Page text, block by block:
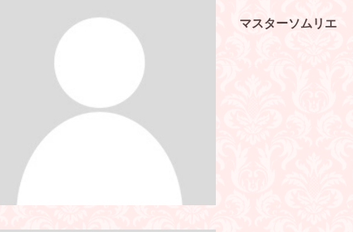
マスターソムリエ